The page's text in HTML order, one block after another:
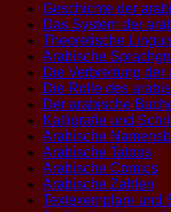
Geschichte der
Das System der
Theoretische
Arabische
Die Verbreitung
Die Rolle des
Der arabische
Kalligrafie und
Arabische
Arabische Tatoos
Arabische Comics
Arabische Zahlen
Textexemplare und